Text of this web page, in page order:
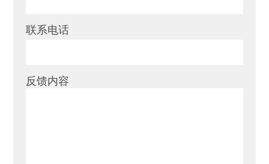
联系电话
反馈内容